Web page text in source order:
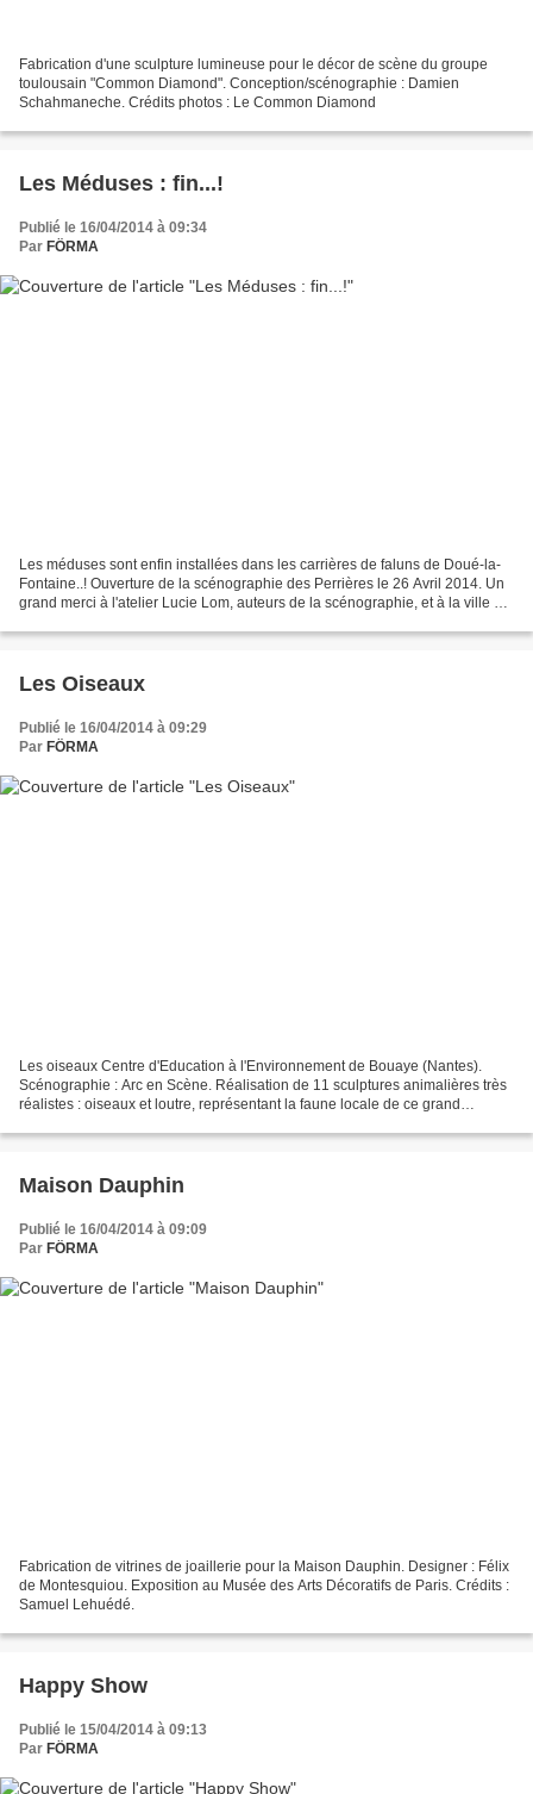
Fabrication d'une sculpture lumineuse pour le décor de scène du groupe
toulousain "Common Diamond". Conception/scénographie : Damien
Schahmaneche. Crédits photos : Le Common Diamond
Les Méduses : fin...!
Publié le 16/04/2014 à 09:34
Par FÖRMA
Les méduses sont enfin installées dans les carrières de faluns de Doué-la-
Fontaine..! Ouverture de la scénographie des Perrières le 26 Avril 2014. Un
grand merci à l'atelier Lucie Lom, auteurs de la scénographie, et à la ville de
Les Oiseaux
Publié le 16/04/2014 à 09:29
Par FÖRMA
Les oiseaux Centre d'Education à l'Environnement de Bouaye (Nantes).
Scénographie : Arc en Scène. Réalisation de 11 sculptures animalières très
réalistes : oiseaux et loutre, représentant la faune locale de ce grand
Maison Dauphin
Publié le 16/04/2014 à 09:09
Par FÖRMA
Fabrication de vitrines de joaillerie pour la Maison Dauphin. Designer : Félix
de Montesquiou. Exposition au Musée des Arts Décoratifs de Paris. Crédits :
Samuel Lehuédé.
Happy Show
Publié le 15/04/2014 à 09:13
Par FÖRMA